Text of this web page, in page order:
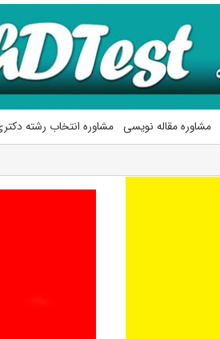
مشاوره مقاله نویسی مشاوره انتخاب رشته